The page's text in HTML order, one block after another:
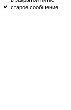
старое сообщение